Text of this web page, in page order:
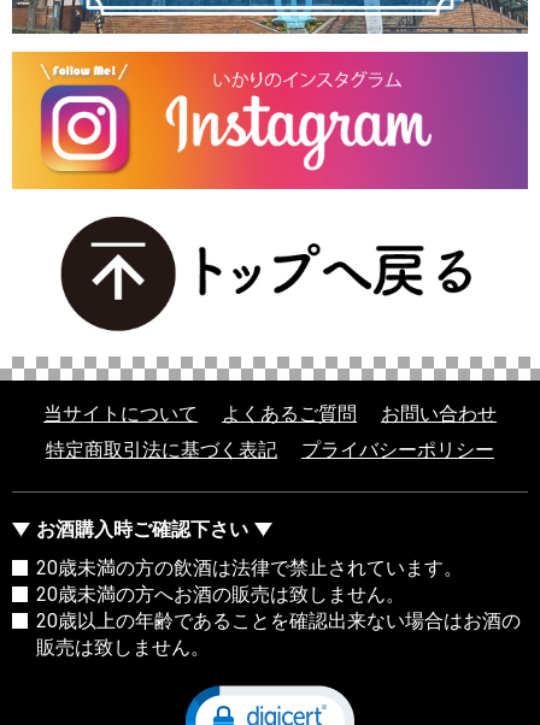
当サイトについて よくあるご質問
お問い合わせ
特定商取引法に基づく表記
プライバシーポリシー
お酒購入時ご確認下さい
20歳未満の方の飲酒は法律で禁止されています。
20歳未満の方へお酒の販売は致しません。
20歳以上の年齢であることを確認出来ない場合はお酒の
販売は致しません。